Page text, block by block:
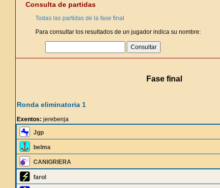
Consulta de partidas
Todas las partidas de la fase final
Para consultar los resultados de un jugador indica su nombre:
Fase final
Ronda eliminatoria 1
Exentos: jerebenja
Jgp
belma
CANIGRIERA
farol